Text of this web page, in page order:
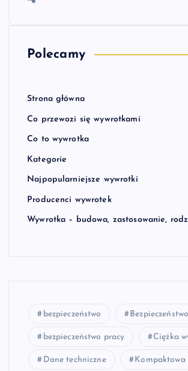
Polecamy
Strona główna
Co przewozi się wywrotkami
Co to wywrotka
Kategorie
Najpopularniejsze wywrotki
Producenci wywrotek
Wywrotka – budowa, zastosowanie,
bezpieczeństwo
bezpieczeństwo pracy Ciężka
Dane techniczne Kompaktowa